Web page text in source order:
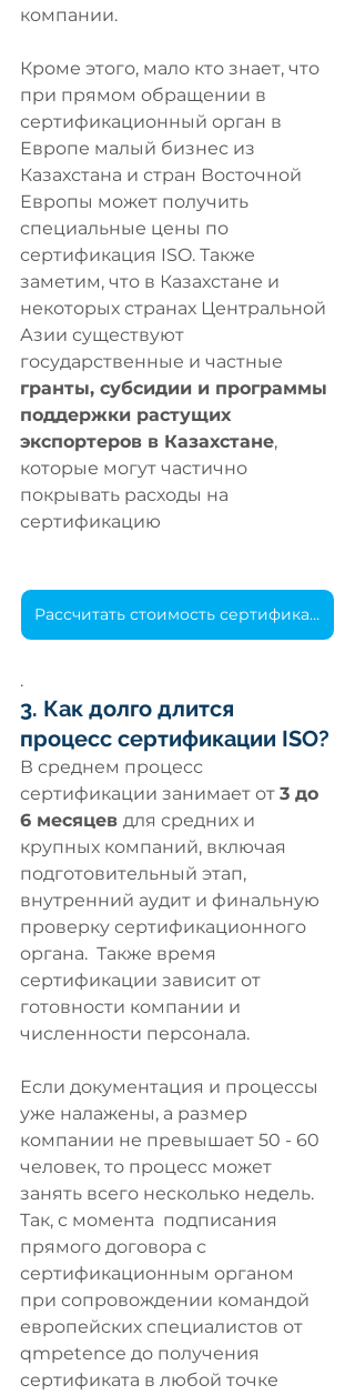
компании.
Кроме этого, мало кто знает, что
при прямом обращении в
сертификационный орган в
Европе малый бизнес из
Казахстана и стран Восточной
Европы может получить
специальные цены по
сертификация ISO. Также
заметим, что в Казахстане и
некоторых странах Центральной
Азии существуют
государственные и частные
гранты, субсидии и программы
поддержки растущих
экспортеров в Казахстане,
которые могут частично
покрывать расходы на
сертификацию
Рассчитать стоимость сертификации за 45 сек.
.
3. Как долго длится
процесс сертификации ISO?
В среднем процесс
сертификации занимает от 3 до
6 месяцев для средних и
крупных компаний, включая
подготовительный этап,
внутренний аудит и финальную
проверку сертификационного
органа.  Также время
сертификации зависит от
готовности компании и
численности персонала.
Если документация и процессы
уже налажены, а размер
компании не превышает 50 - 60
человек, то процесс может
занять всего несколько недель.
Так, с момента  подписания
прямого договора с
сертификационным органом
при сопровождении командой
европейских специалистов от
qmpetence до получения
сертификата в любой точке